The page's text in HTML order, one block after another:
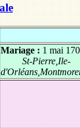
Mariage : 1 mai
St-Pierre,Ile-